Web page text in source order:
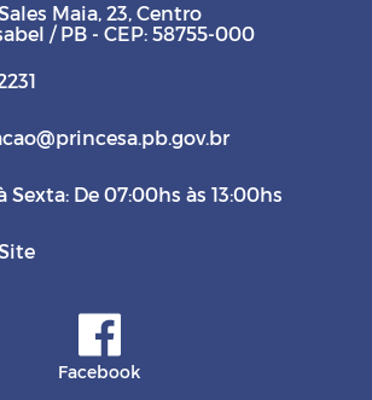
Maia, 23, Centro
/ PB - CEP: 58755-000
Sexta: De 07:00hs às 13:00hs
Facebook